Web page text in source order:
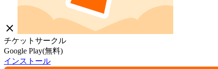
close
チケットサークル
Google Play(無料)
インストール